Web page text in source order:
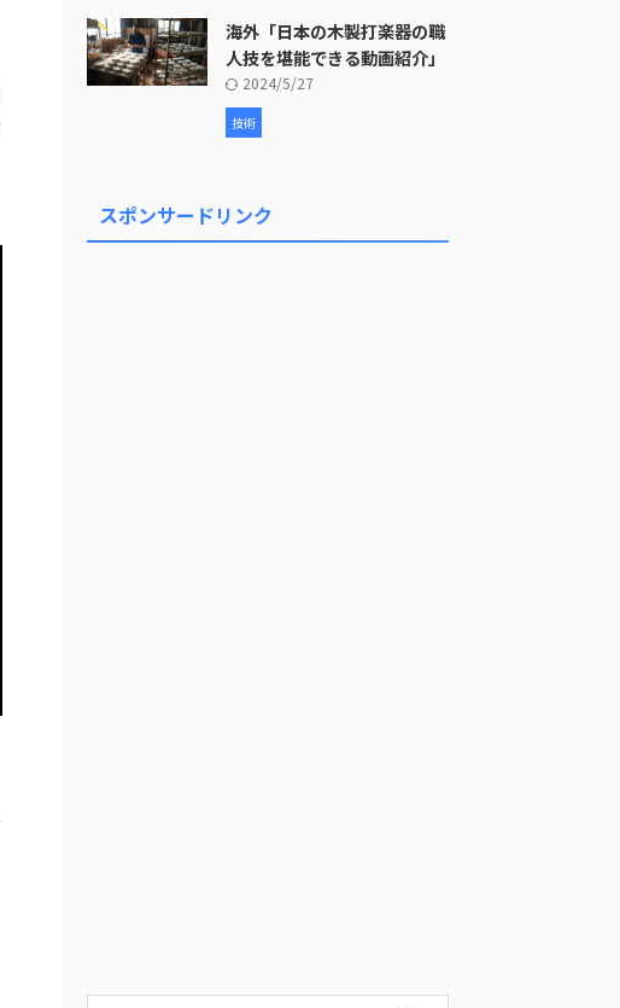
海外「日本の木製打楽器の職
人技を堪能できる動画紹介」
2024/5/27
技術
スポンサードリンク